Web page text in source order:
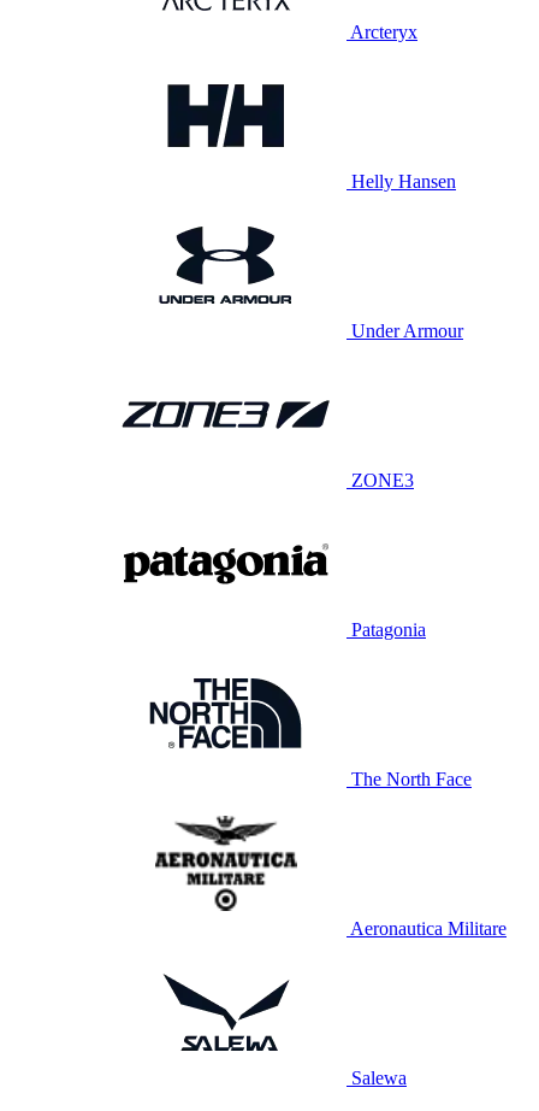
Arcteryx
Helly Hansen
Under Armour
ZONE3
Patagonia
The North Face
Aeronautica Militare
Salewa